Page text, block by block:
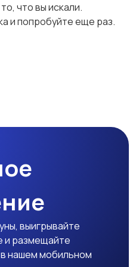
что вы искали.
и попробуйте еще раз.
выигрывайте
и размещайте
нашем мобильном